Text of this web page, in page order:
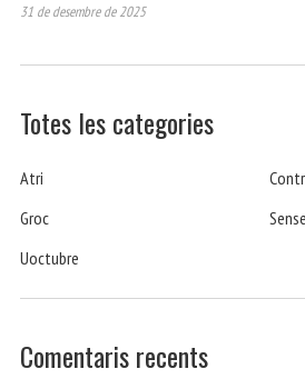
31 de desembre de 2025
Totes les categories
Atri
Groc
Uoctubre
Comentaris recents